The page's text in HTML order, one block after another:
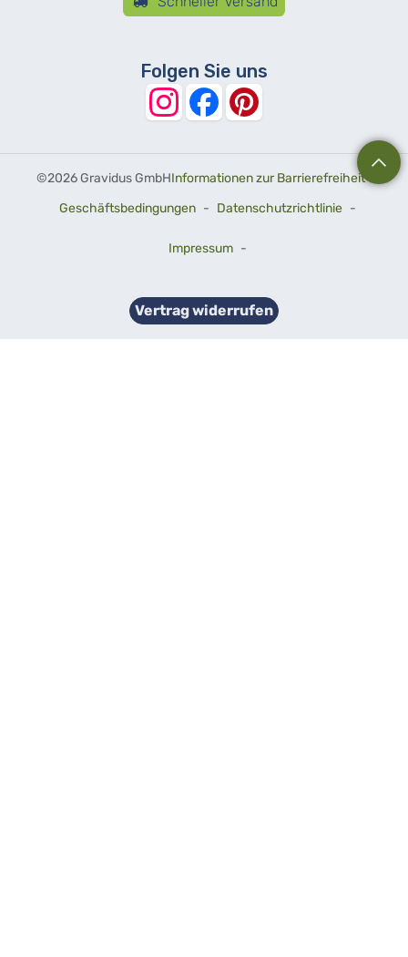
Folgen Sie uns
©2026 Gravidus GmbHInformationen zur Barrierefreiheit-
Geschäftsbedingungen - Datenschutzrichtlinie -
Impressum -
Vertrag widerrufen